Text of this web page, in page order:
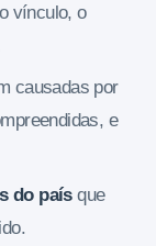
vínculo, o
causadas por
e
do paísque